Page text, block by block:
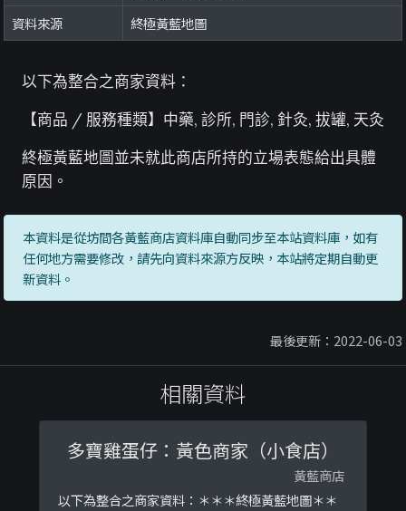
資料來源
終極黃藍地圖
以下為整合之商家資料：
【商品 / 服務種類】中藥, 診所, 門診, 針灸, 拔罐, 天灸
終極黃藍地圖並未就此商店所持的立場表態給出具體
原因。
本資料是從坊間各黃藍商店資料庫自動同步至本站資料庫，如有
任何地方需要修改，請先向資料來源方反映，本站將定期自動更
新資料。
最後更新：2022-06-03
相關資料
多寶雞蛋仔：黃色商家（小食店）
黃藍商店
以下為整合之商家資料：＊＊＊終極黃藍地圖＊＊